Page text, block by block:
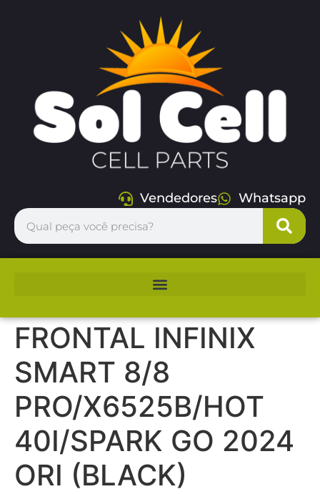
Vendedores Whatsapp
FRONTAL INFINIX
SMART 8/8
PRO/X6525B/HOT
40I/SPARK GO 2024
ORI (BLACK)